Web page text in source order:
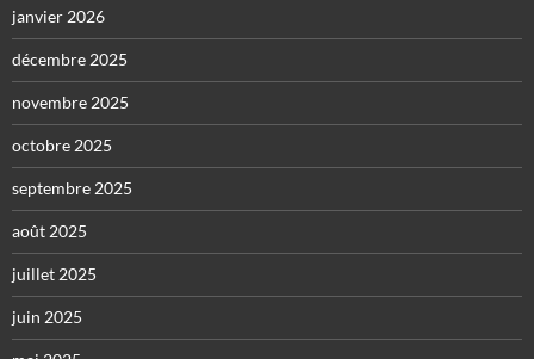
janvier 2026
décembre 2025
novembre 2025
octobre 2025
septembre 2025
août 2025
juillet 2025
juin 2025